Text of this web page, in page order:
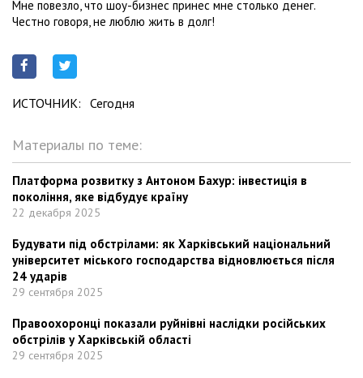
Мне повезло, что шоу-бизнес принес мне столько денег.
Честно говоря, не люблю жить в долг!
ИСТОЧНИК: Сегодня
Материалы по теме:
Платформа розвитку з Антоном Бахур: інвестиція в
покоління, яке відбудує країну
22 декабря 2025
Будувати під обстрілами: як Харківський національний
університет міського господарства відновлюється після
24 ударів
29 сентября 2025
Правоохоронці показали руйнівні наслідки російських
обстрілів у Харківській області
29 сентября 2025